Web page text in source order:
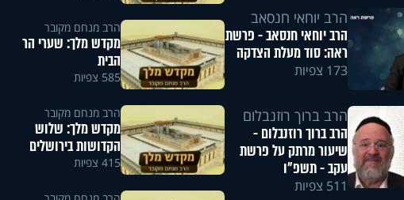
הרב יוחאי חנסאב
הרב יוחאי חנסאב - פרשת
ראה: סוד מעלת הצדקה
173 צפיות
הרב ברוך רוזנבלום
הרב ברוך רוזנבלום -
שיעור מרתק על פרשת
עקב - תשפ"ו
511 צפיות
הרב מנחם מקובר
מקדש מלך: שערי הר
הבית
585 צפיות
הרב מנחם מקובר
מקדש מלך: שלוש
הקדושות בירושלים
415 צפיות